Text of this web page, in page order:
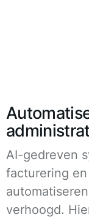
AI-gedreven
facturering
verhoogd.